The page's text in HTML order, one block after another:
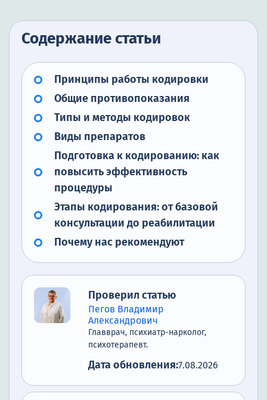
Содержание статьи
Принципы работы кодировки
Общие противопоказания
Типы и методы кодировок
Виды препаратов
Подготовка к кодированию: как
повысить эффективность
процедуры
Этапы кодирования: от базовой
консультации до реабилитации
Почему нас рекомендуют
Проверил статью
Пегов Владимир
Александрович
Главврач, психиатр-нарколог,
психотерапевт.
Дата обновления:7.08.2026